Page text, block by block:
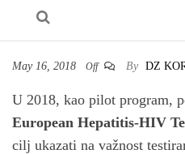
May 16, 2018 Off By DZ
U 2018, kao pilot program,
European Hepatitis-HIV
cilj ukazati na važnost